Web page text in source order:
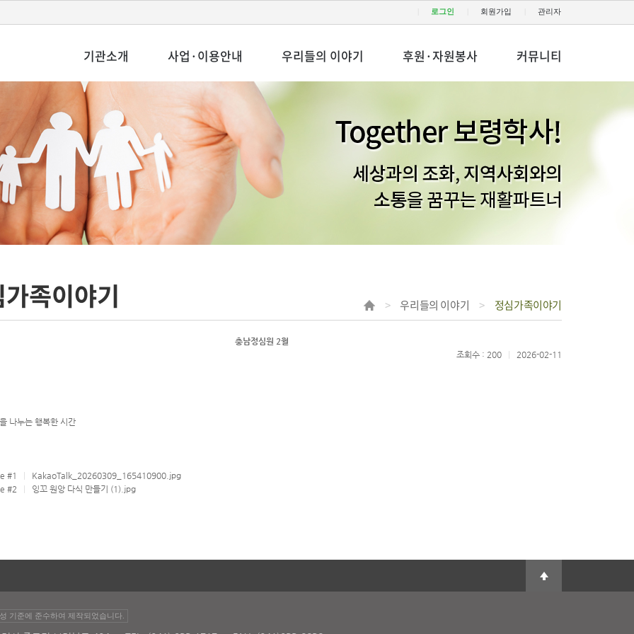
로그인 회원가입 관리자
기관소개 사업·이용안내 우리들의 이야기 후원·자원봉사 커뮤니티
족이야기 우리들의 이야기 정심가족이야기
충남정심원 2월
조회수 : 200
2026-02-11
나누는 행복한 시간
#1
KakaoTalk_20260309_165410900.jpg
#2
잉꼬 원앙 다식 만들기 (1).jpg
기준에 준수하여 제작되었습니다.